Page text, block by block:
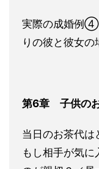
実際の成婚例④
りの彼と彼女の
第6章 子供の
当日のお茶代は
もし相手が気に